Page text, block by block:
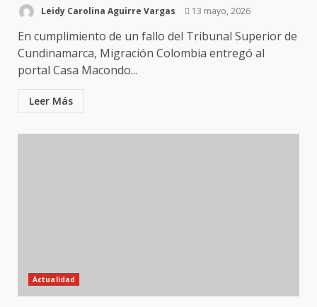
Leidy Carolina Aguirre Vargas 13 mayo, 2026
En cumplimiento de un fallo del Tribunal Superior de
Cundinamarca, Migración Colombia entregó al
portal Casa Macondo...
Leer Más
Actualidad